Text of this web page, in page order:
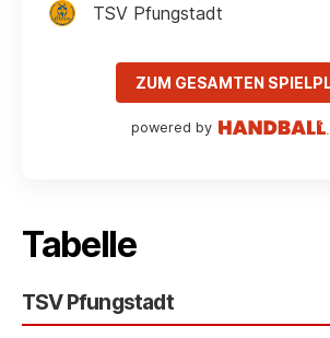
TSV Pfungstadt
ZUM GESAMTEN
powered by
Tabelle
TSV Pfungstadt